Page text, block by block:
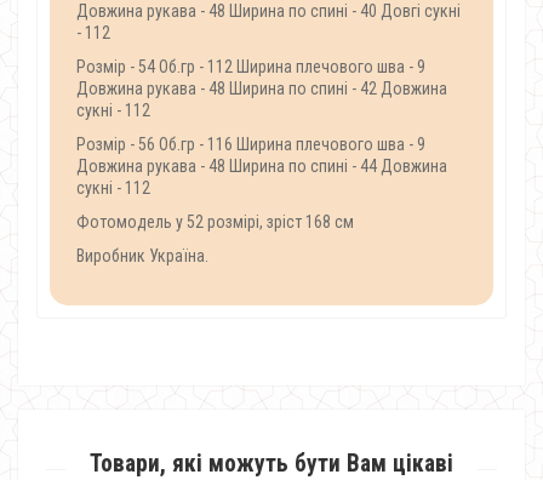
Довжина рукава - 48 Ширина по спині - 40 Довгі сукні
- 112
Розмір - 54 Об.гр - 112 Ширина плечового шва - 9
Довжина рукава - 48 Ширина по спині - 42 Довжина
сукні - 112
Розмір - 56 Об.гр - 116 Ширина плечового шва - 9
Довжина рукава - 48 Ширина по спині - 44 Довжина
сукні - 112
Фотомодель у 52 розмірі, зріст 168 см
Виробник Україна.
Товари, які можуть бути Вам цікаві